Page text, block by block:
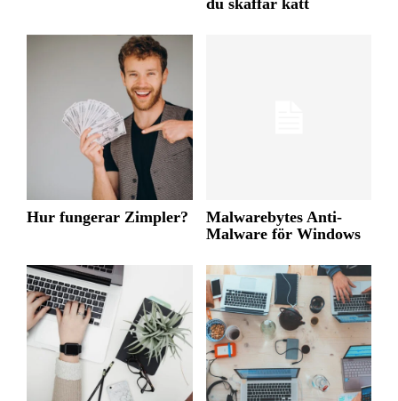
Hur fungerar Zimpler?
Malwarebytes Anti-
Malware för Windows